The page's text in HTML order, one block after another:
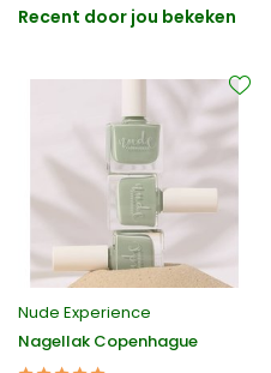
Recent door jou bekeken
Nude Experience
Nagellak Copenhague